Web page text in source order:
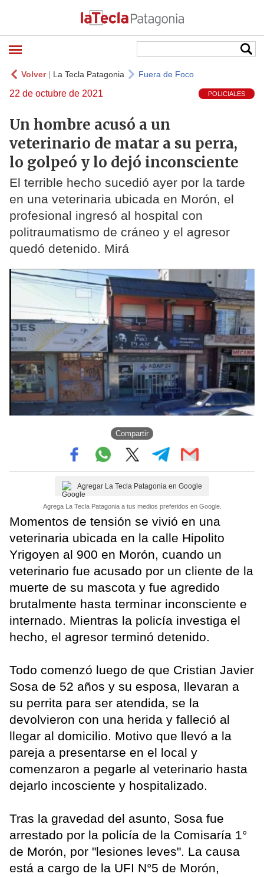
Volver| La Tecla Patagonia Fuera de Foco
22 de octubre de 2021 POLICIALES
Un hombre acusó a un
veterinario de matar a su perra,
lo golpeó y lo dejó inconsciente
El terrible hecho sucedió ayer por la tarde
en una veterinaria ubicada en Morón, el
profesional ingresó al hospital con
politraumatismo de cráneo y el agresor
quedó detenido. Mirá
Compartir
Agregar La Tecla Patagonia en Google
Agrega La Tecla Patagonia a tus medios preferidos en Google.
Momentos de tensión se vivió en una
veterinaria ubicada en la calle Hipolito
Yrigoyen al 900 en Morón, cuando un
veterinario fue acusado por un cliente de la
muerte de su mascota y fue agredido
brutalmente hasta terminar inconsciente e
internado. Mientras la policía investiga el
hecho, el agresor terminó detenido.
Todo comenzó luego de que Cristian Javier
Sosa de 52 años y su esposa, llevaran a
su perrita para ser atendida, se la
devolvieron con una herida y falleció al
llegar al domicilio. Motivo que llevó a la
pareja a presentarse en el local y
comenzaron a pegarle al veterinario hasta
dejarlo incosciente y hospitalizado.
Tras la gravedad del asunto, Sosa fue
arrestado por la policía de la Comisaría 1°
de Morón, por "lesiones leves". La causa
está a cargo de la UFI N°5 de Morón,